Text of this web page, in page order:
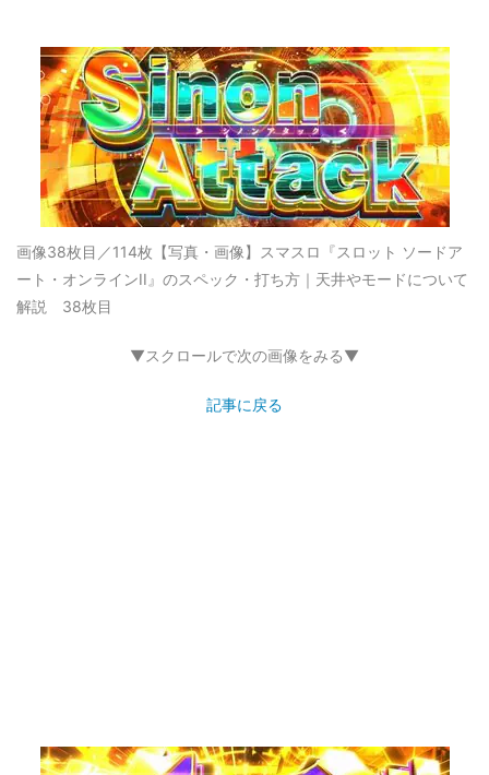
画像38枚目／114枚 【写真・画像】スマスロ『スロット ソードア
ート・オンラインII』のスペック・打ち方｜天井やモードについて
解説 38枚目
▼スクロールで次の画像をみる▼
記事に戻る